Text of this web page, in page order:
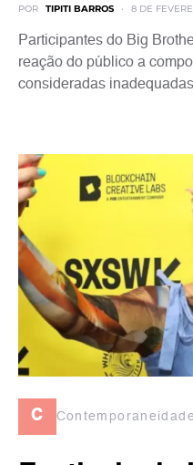
POR TIPITI BARROS 8 DE
Participantes do Big
reação do público a
consideradas
c